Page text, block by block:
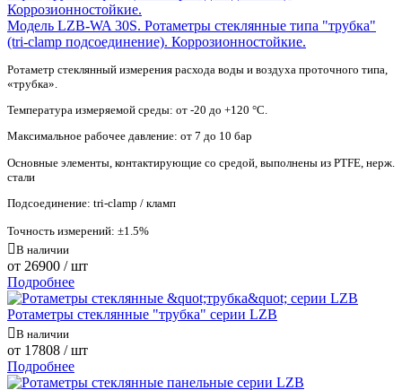
Модель LZB-WA 30S. Ротаметры стеклянные типа "трубка"
(tri-clamp подсоединение). Коррозионностойкие.
Ротаметр стеклянный измерения расхода воды и воздуха проточного типа,
«трубка».
Температура измеряемой среды: от -20 до +120 °С.
Максимальное рабочее давление: от 7 до 10 бар
Основные элементы, контактирующие со средой, выполнены из PTFE, нерж.
стали
Подсоединение: tri-clamp / кламп
Точность измерений: ±1.5%
В наличии
от 26900 / шт
Подробнее
Ротаметры стеклянные "трубка" серии LZB
В наличии
от 17808 / шт
Подробнее